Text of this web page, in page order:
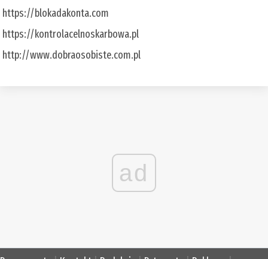
https://blokadakonta.com
https://kontrolacelnoskarbowa.pl
http://www.dobraosobiste.com.pl
ad